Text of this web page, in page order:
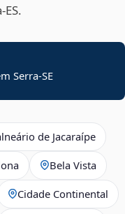
Serra-SE
de Jacaraípe
Bela Vista
Cidade Continental